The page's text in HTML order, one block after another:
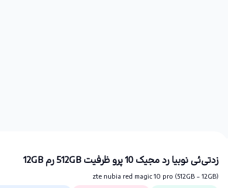
زد‌تی‌ئی نوبیا رد مجیک 10 پرو ظرفیت 512GB رم 12GB
zte nubia red magic 10 pro (512GB - 12GB)